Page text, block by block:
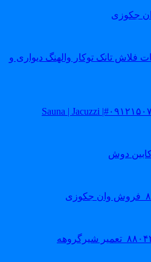
جکوزی
تانک توکار والهنگ دیواری و
دوش